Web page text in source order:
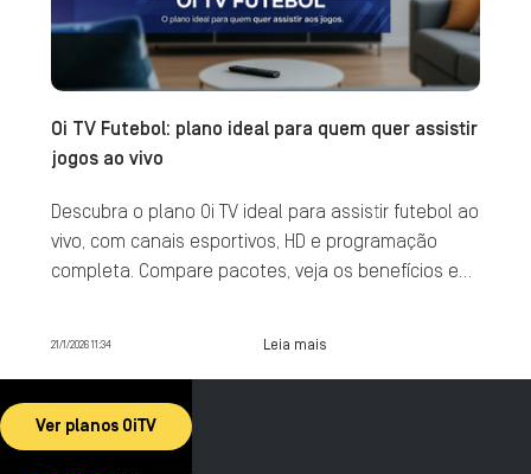
Oi TV Futebol: plano ideal para quem quer assistir
jogos ao vivo
Descubra o plano Oi TV ideal para assistir futebol ao
vivo, com canais esportivos, HD e programação
completa. Compare pacotes, veja os benefícios e
21/1/2026 11:34 Leia mais
Ver planos OiTV